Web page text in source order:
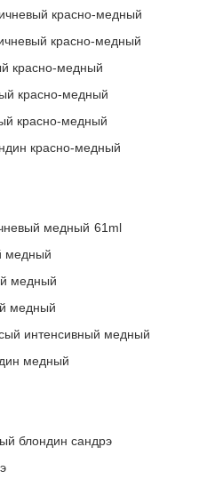
красно-медный
красно-медный
красно-медный
красно-медный
красно-медный
красно-медный
медный 61ml
медный
медный
медный
интенсивный медный
медный
блондин сандрэ